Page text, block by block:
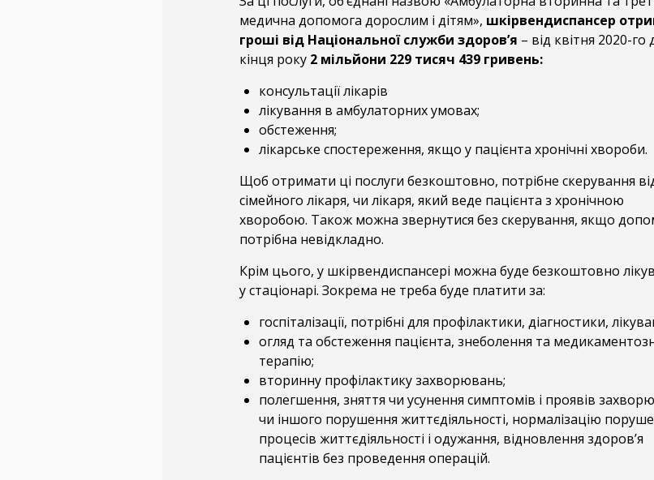
медична допомога дорослим і дітям», шкірвендиспансер
гроші від Національної служби здоров’я – від квітня 2020-го
кінця року 2 мільйони 229 тисяч 439 гривень:
консультації лікарів
лікування в амбулаторних умовах;
обстеження;
лікарське спостереження, якщо у пацієнта хронічні хвороби.
Щоб отримати ці послуги безкоштовно, потрібне скерування
сімейного лікаря, чи лікаря, який веде пацієнта з хронічною
хворобою. Також можна звернутися без скерування, якщо
потрібна невідкладно.
Крім цього, у шкірвендиспансері можна буде безкоштовно
у стаціонарі. Зокрема не треба буде платити за:
госпіталізації, потрібні для профілактики, діагностики,
огляд та обстеження пацієнта, знеболення та
терапію;
вторинну профілактику захворювань;
полегшення, зняття чи усунення симптомів і проявів
чи іншого порушення життєдіяльності, нормалізацію
процесів життєдіяльності і одужання, відновлення здоров’я
пацієнтів без проведення операцій.